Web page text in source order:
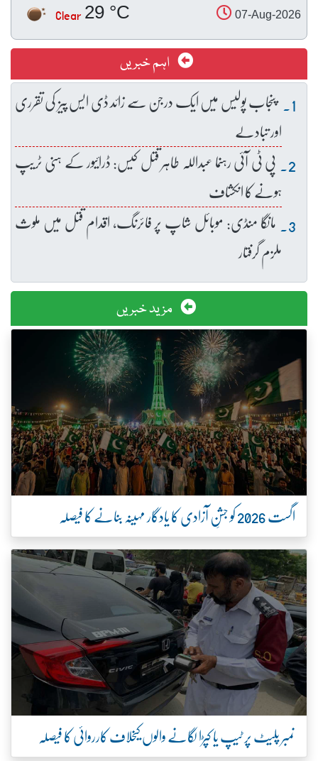
07-Aug-2026
29 °C
Clear
اہم خبریں
پنجاب پولیس میں ایک درجن سے زائد ڈی ایس پیز کی تقرری
اور تبادلے
پی ٹی آئی رہنما عبداللہ طاہر قتل کیس: ڈرائیور کے ہنی ٹریپ
ہونے کا انکشاف
مانگا منڈی: موبائل شاپ پر فائرنگ، اقدام قتل میں ملوث
ملزم گرفتار
مزید خبریں
اگست 2026 کو جشنِ آزادی کا یادگار مہینہ بنانے کا فیصلہ
نمبر پلیٹ پر ٹیپ یا کپڑا لگانے والوں کیخلاف کارروائی کا فیصلہ